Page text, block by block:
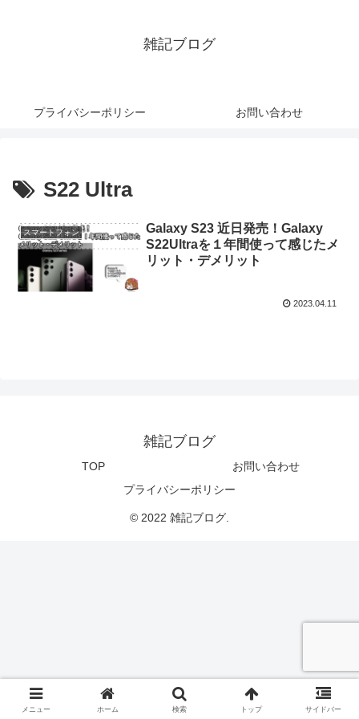
雑記ブログ
プライバシーポリシー お問い合わせ
S22 Ultra
スマートフォン
Galaxy S23 近日発売！Galaxy
S22Ultraを１年間使って感じたメ
リット・デメリット
2023.04.11
雑記ブログ
TOP
お問い合わせ
プライバシーポリシー
© 2022 雑記ブログ.
メニュー ホーム 検索 トップ サイドバー